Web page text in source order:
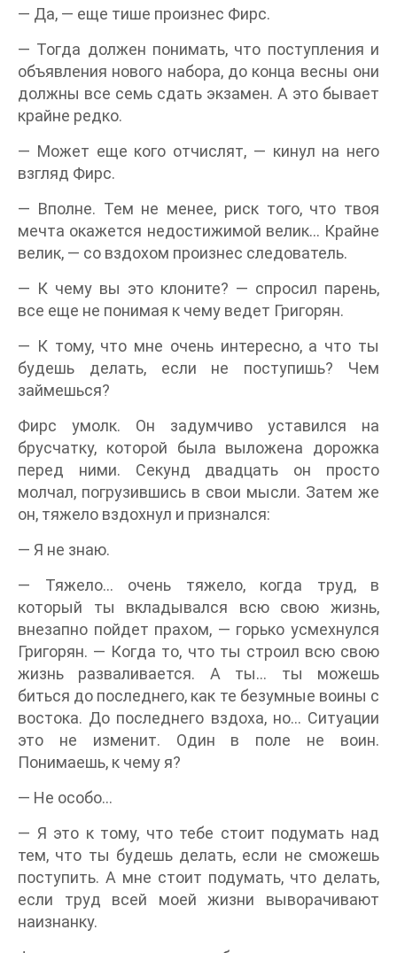
— Да, — еще тише произнес Фирс.
— Тогда должен понимать, что поступления и
объявления нового набора, до конца весны они
должны все семь сдать экзамен. А это бывает
крайне редко.
— Может еще кого отчислят, — кинул на него
взгляд Фирс.
— Вполне. Тем не менее, риск того, что твоя
мечта окажется недостижимой велик… Крайне
велик, — со вздохом произнес следователь.
— К чему вы это клоните? — спросил парень,
все еще не понимая к чему ведет Григорян.
— К тому, что мне очень интересно, а что ты
будешь делать, если не поступишь? Чем
займешься?
Фирс умолк. Он задумчиво уставился на
брусчатку, которой была выложена дорожка
перед ними. Секунд двадцать он просто
молчал, погрузившись в свои мысли. Затем же
он, тяжело вздохнул и признался:
— Я не знаю.
— Тяжело… очень тяжело, когда труд, в
который ты вкладывался всю свою жизнь,
внезапно пойдет прахом, — горько усмехнулся
Григорян. — Когда то, что ты строил всю свою
жизнь разваливается. А ты… ты можешь
биться до последнего, как те безумные воины с
востока. До последнего вздоха, но… Ситуации
это не изменит. Один в поле не воин.
Понимаешь, к чему я?
— Не особо…
— Я это к тому, что тебе стоит подумать над
тем, что ты будешь делать, если не сможешь
поступить. А мне стоит подумать, что делать,
если труд всей моей жизни выворачивают
наизнанку.